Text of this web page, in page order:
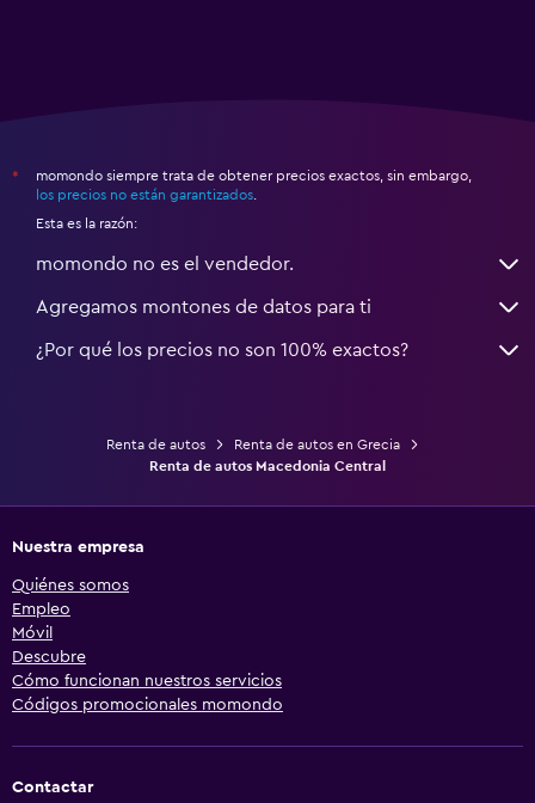
*
momondo siempre trata de obtener precios exactos, sin embargo,
los precios no están garantizados.
Esta es la razón:
momondo no es el vendedor.
Agregamos montones de datos para ti
¿Por qué los precios no son 100% exactos?
Renta de autos
Renta de autos en Grecia
Renta de autos Macedonia Central
Nuestra empresa
Quiénes somos
Empleo
Móvil
Descubre
Cómo funcionan nuestros servicios
Códigos promocionales momondo
Contactar